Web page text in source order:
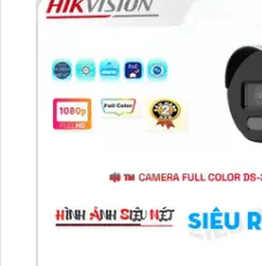
lượng hình ảnh không bị giảm sút